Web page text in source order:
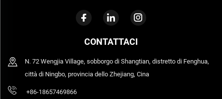
CONTATTACI
N. 72 Wengjia Village, sobborgo di Shangtian, distretto di Fenghua,
città di Ningbo, provincia dello Zhejiang, Cina
+86-18657469866